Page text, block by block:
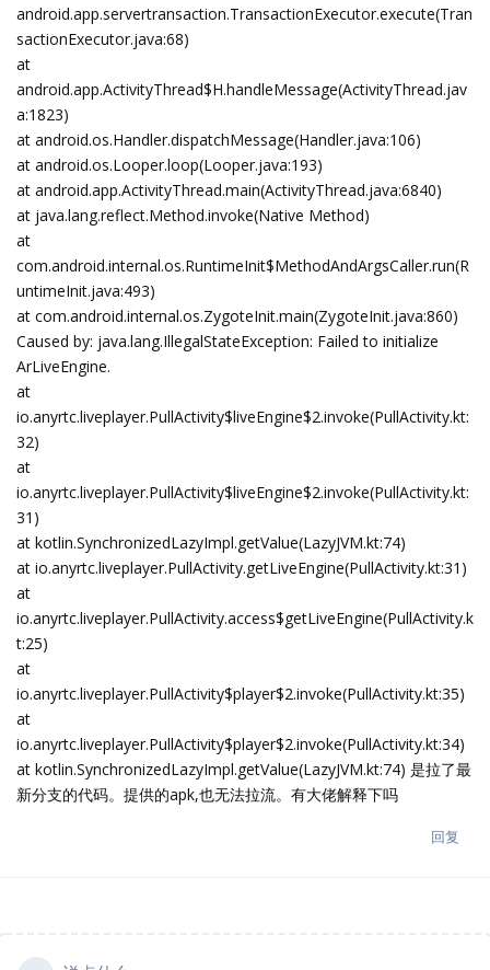
android.app.servertransaction.TransactionExecutor.execute(Tran
sactionExecutor.java:68)
at
android.app.ActivityThread$H.handleMessage(ActivityThread.jav
a:1823)
at android.os.Handler.dispatchMessage(Handler.java:106)
at android.os.Looper.loop(Looper.java:193)
at android.app.ActivityThread.main(ActivityThread.java:6840)
at java.lang.reflect.Method.invoke(Native Method)
at
com.android.internal.os.RuntimeInit$MethodAndArgsCaller.run(R
untimeInit.java:493)
at com.android.internal.os.ZygoteInit.main(ZygoteInit.java:860)
Caused by: java.lang.IllegalStateException: Failed to initialize
ArLiveEngine.
at
io.anyrtc.liveplayer.PullActivity$liveEngine$2.invoke(PullActivity.kt:
32)
at
io.anyrtc.liveplayer.PullActivity$liveEngine$2.invoke(PullActivity.kt:
31)
at kotlin.SynchronizedLazyImpl.getValue(LazyJVM.kt:74)
at io.anyrtc.liveplayer.PullActivity.getLiveEngine(PullActivity.kt:31)
at
io.anyrtc.liveplayer.PullActivity.access$getLiveEngine(PullActivity.k
t:25)
at
io.anyrtc.liveplayer.PullActivity$player$2.invoke(PullActivity.kt:35)
at
io.anyrtc.liveplayer.PullActivity$player$2.invoke(PullActivity.kt:34)
at kotlin.SynchronizedLazyImpl.getValue(LazyJVM.kt:74) 是拉了最
新分支的代码。提供的apk,也无法拉流。有大佬解释下吗
回复